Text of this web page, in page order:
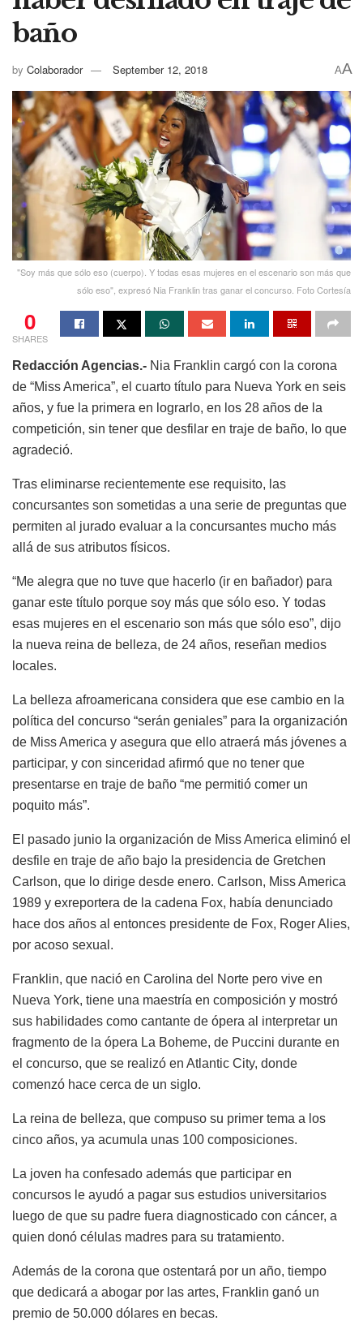
baño
by Colaborador September 12, 2018 AA
"Soy más que sólo eso (cuerpo). Y todas esas mujeres en el escenario son más que
sólo eso", expresó Nia Franklin tras ganar el concurso. Foto Cortesía
0
SHARES
Redacción Agencias.- Nia Franklin cargó con la corona
de “Miss America”, el cuarto título para Nueva York en seis
años, y fue la primera en lograrlo, en los 28 años de la
competición, sin tener que desfilar en traje de baño, lo que
agradeció.
Tras eliminarse recientemente ese requisito, las
concursantes son sometidas a una serie de preguntas que
permiten al jurado evaluar a la concursantes mucho más
allá de sus atributos físicos.
“Me alegra que no tuve que hacerlo (ir en bañador) para
ganar este título porque soy más que sólo eso. Y todas
esas mujeres en el escenario son más que sólo eso”, dijo
la nueva reina de belleza, de 24 años, reseñan medios
locales.
La belleza afroamericana considera que ese cambio en la
política del concurso “serán geniales” para la organización
de Miss America y asegura que ello atraerá más jóvenes a
participar, y con sinceridad afirmó que no tener que
presentarse en traje de baño “me permitió comer un
poquito más”.
El pasado junio la organización de Miss America eliminó el
desfile en traje de año bajo la presidencia de Gretchen
Carlson, que lo dirige desde enero. Carlson, Miss America
1989 y exreportera de la cadena Fox, había denunciado
hace dos años al entonces presidente de Fox, Roger Alies,
por acoso sexual.
Franklin, que nació en Carolina del Norte pero vive en
Nueva York, tiene una maestría en composición y mostró
sus habilidades como cantante de ópera al interpretar un
fragmento de la ópera La Boheme, de Puccini durante en
el concurso, que se realizó en Atlantic City, donde
comenzó hace cerca de un siglo.
La reina de belleza, que compuso su primer tema a los
cinco años, ya acumula unas 100 composiciones.
La joven ha confesado además que participar en
concursos le ayudó a pagar sus estudios universitarios
luego de que su padre fuera diagnosticado con cáncer, a
quien donó células madres para su tratamiento.
Además de la corona que ostentará por un año, tiempo
que dedicará a abogar por las artes, Franklin ganó un
premio de 50.000 dólares en becas.